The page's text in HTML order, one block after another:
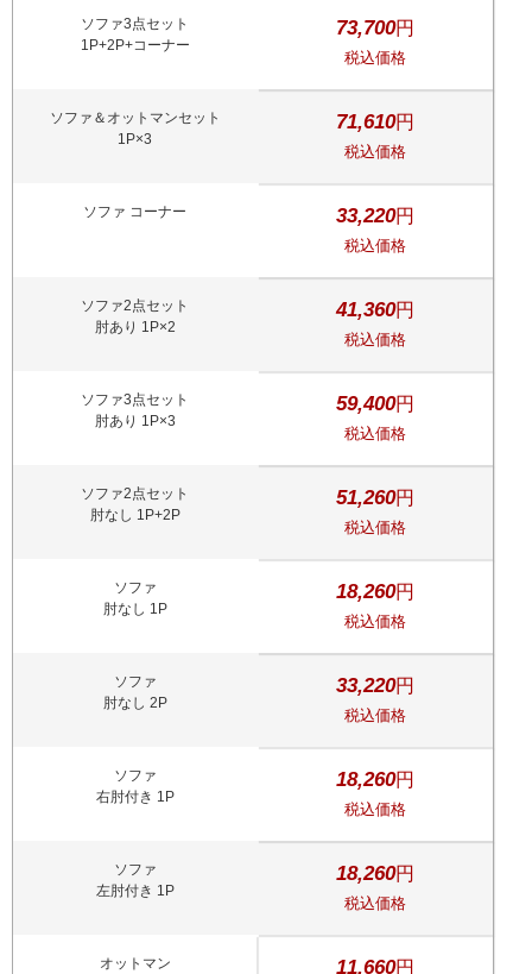
ソファ3点セット
1P+2P+コーナー
73,700円
税込価格
ソファ＆オットマンセット
1P×3
71,610円
税込価格
ソファ コーナー 33,220円
税込価格
ソファ2点セット
肘あり 1P×2
41,360円
税込価格
ソファ3点セット
肘あり 1P×3
59,400円
税込価格
ソファ2点セット
肘なし 1P+2P
51,260円
税込価格
ソファ
肘なし 1P
18,260円
税込価格
ソファ
肘なし 2P
33,220円
税込価格
ソファ
右肘付き 1P
18,260円
税込価格
ソファ
左肘付き 1P
18,260円
税込価格
オットマン 11,660円